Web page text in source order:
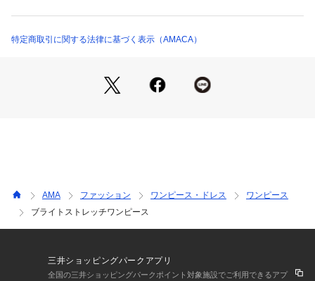
テルなのでお手入れも楽で、ちょうど良い厚み感もあり、体の
線を拾いにくいのが特徴です。落ち感もあってとてもきれいな
特定商取引に関する法律に基づく表示（AMACA）
AMA ファッション ワンピース・ドレス
ワンピース
ブライトストレッチワンピース
三井ショッピングパークアプリ
全国の三井ショッピングパークポイント対象施設でご利用できるアプ